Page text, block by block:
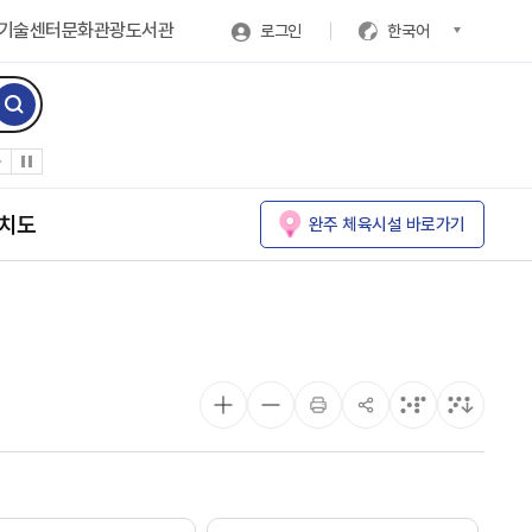
술센터문화관광도서관 로그인 한국어
도 완주 체육시설 바로가기